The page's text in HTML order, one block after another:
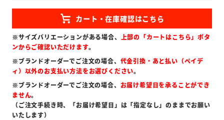
)
※サイズバリエーションがある場合、 上部の「カートはこちら」ボタ
ンからご確認いただけます。
※ブランドオーダーでご注文の場合、 代金引換・あと払い（ペイデ
ィ）以外のお支払い方法をお選びください。
※ブランドオーダーでご注文の場合、 お届け希望日を承ることができ
ません。
（ご注文手続き時、「お届け希望日」は「指定なし」のままでお願い
いたします）